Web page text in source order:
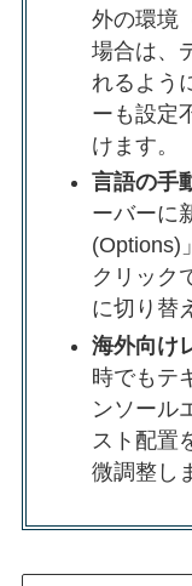
外の環境
場合は、
れるよう
ーも設定
けます。
言語の手
ーバーに
(Options)
クリック
に切り替
海外向け
時でもテ
ンソール
スト配置
微調整し